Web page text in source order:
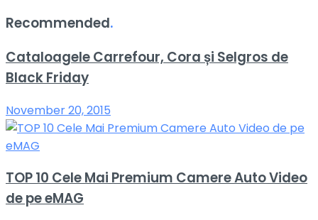
Recommended.
Cataloagele Carrefour, Cora și Selgros de
Black Friday
November 20, 2015
TOP 10 Cele Mai Premium Camere Auto Video
de pe eMAG